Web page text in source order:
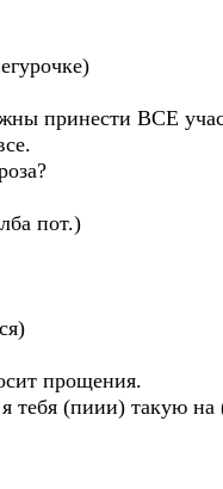
принести ВСЕ
пот.)
прощения.
(пиии) такую